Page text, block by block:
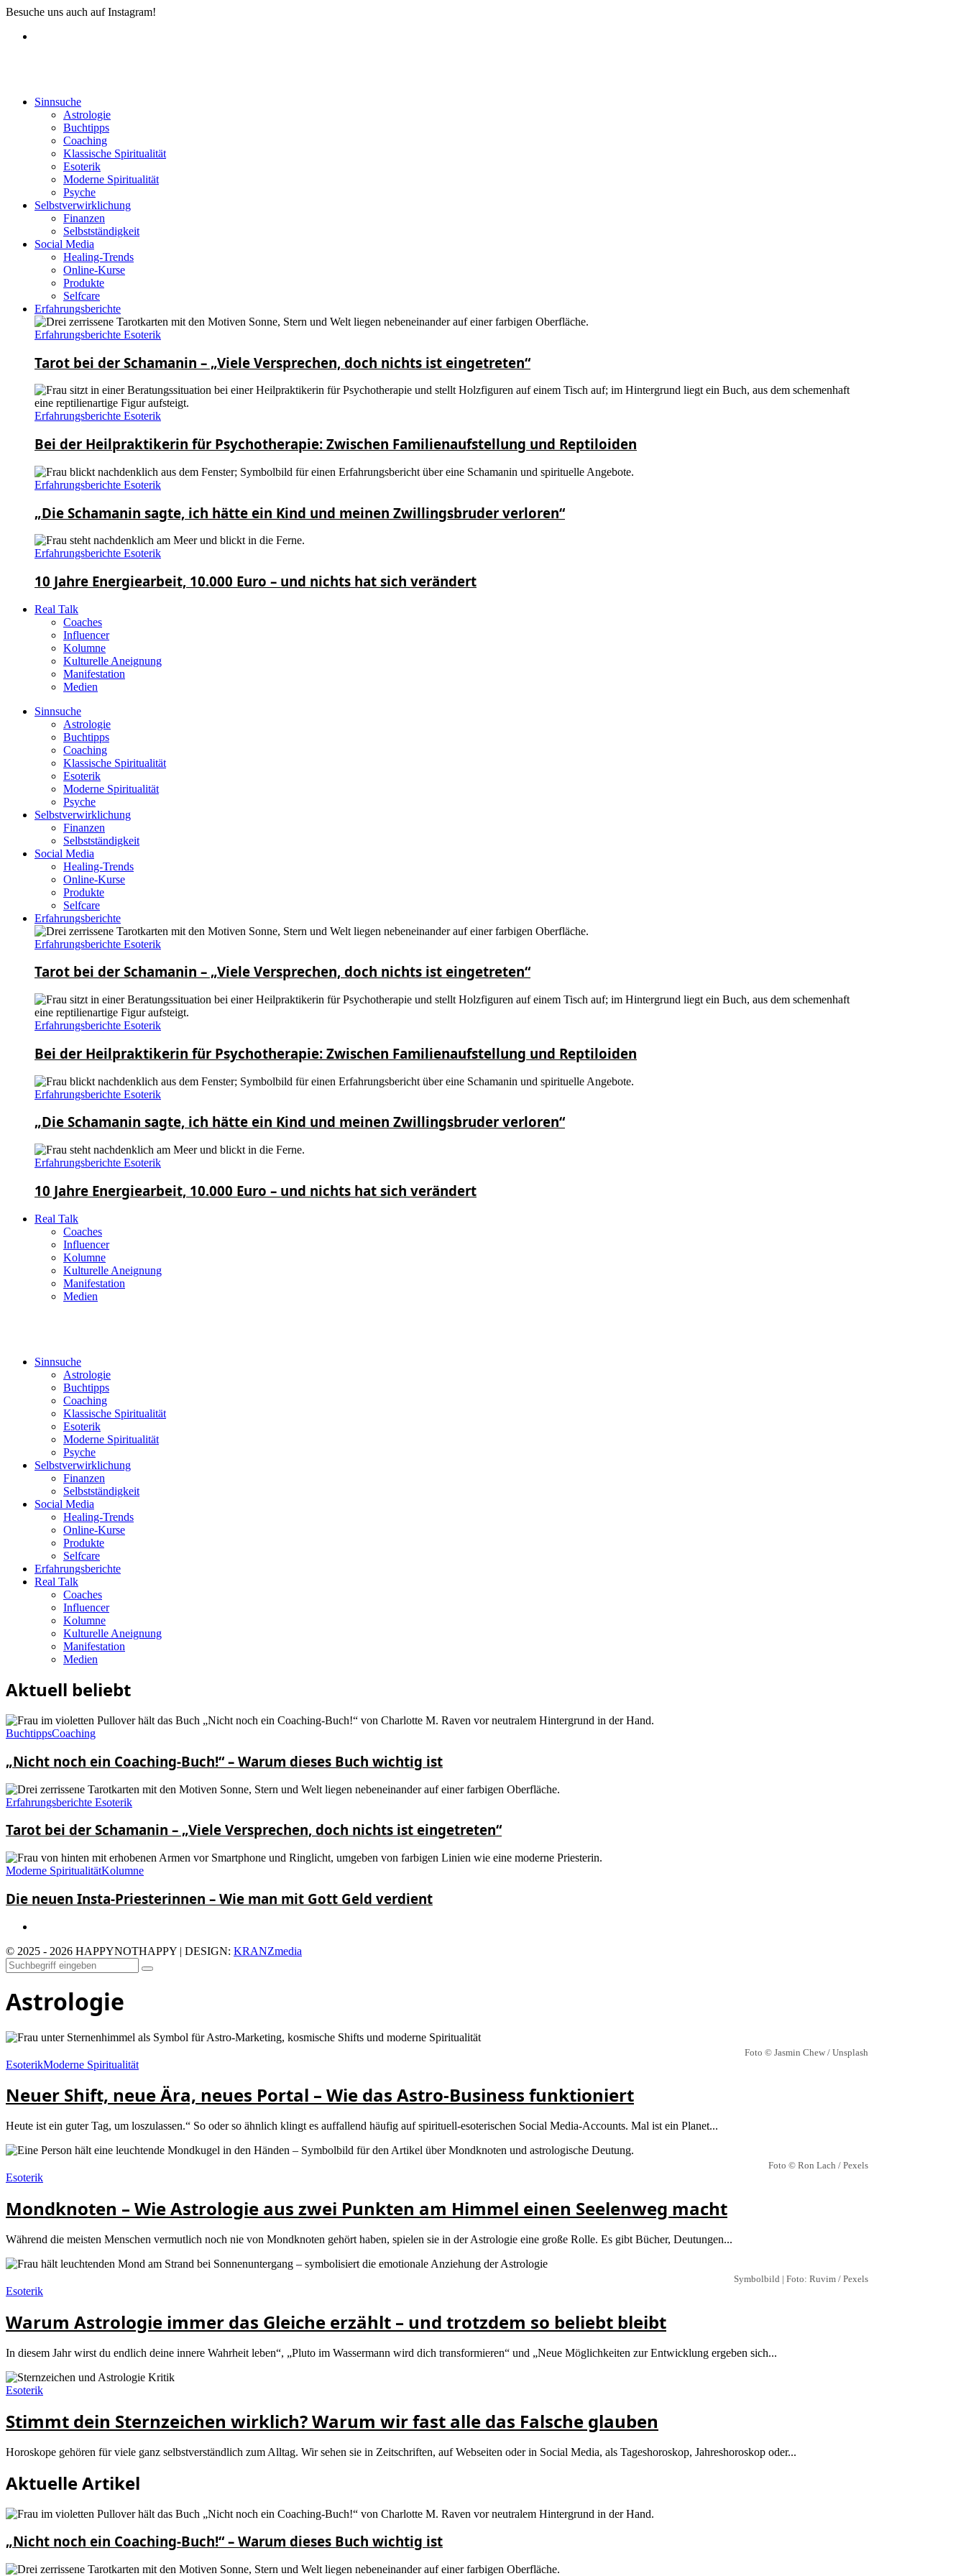
Besuche uns auch auf Instagram!
Sinnsuche
Astrologie
Buchtipps
Coaching
Klassische Spiritualität
Esoterik
Moderne Spiritualität
Psyche
Selbstverwirklichung
Finanzen
Selbstständigkeit
Social Media
Healing-Trends
Online-Kurse
Produkte
Selfcare
Erfahrungsberichte
Erfahrungsberichte Esoterik
Tarot bei der Schamanin – „Viele Versprechen, doch nichts ist eingetreten“
Erfahrungsberichte Esoterik
Bei der Heilpraktikerin für Psychotherapie: Zwischen Familienaufstellung und Reptiloiden
Erfahrungsberichte Esoterik
„Die Schamanin sagte, ich hätte ein Kind und meinen Zwillingsbruder verloren“
Erfahrungsberichte Esoterik
10 Jahre Energiearbeit, 10.000 Euro – und nichts hat sich verändert
Real Talk
Coaches
Influencer
Kolumne
Kulturelle Aneignung
Manifestation
Medien
Sinnsuche
Astrologie
Buchtipps
Coaching
Klassische Spiritualität
Esoterik
Moderne Spiritualität
Psyche
Selbstverwirklichung
Finanzen
Selbstständigkeit
Social Media
Healing-Trends
Online-Kurse
Produkte
Selfcare
Erfahrungsberichte
Erfahrungsberichte Esoterik
Tarot bei der Schamanin – „Viele Versprechen, doch nichts ist eingetreten“
Erfahrungsberichte Esoterik
Bei der Heilpraktikerin für Psychotherapie: Zwischen Familienaufstellung und Reptiloiden
Erfahrungsberichte Esoterik
„Die Schamanin sagte, ich hätte ein Kind und meinen Zwillingsbruder verloren“
Erfahrungsberichte Esoterik
10 Jahre Energiearbeit, 10.000 Euro – und nichts hat sich verändert
Real Talk
Coaches
Influencer
Kolumne
Kulturelle Aneignung
Manifestation
Medien
Sinnsuche
Astrologie
Buchtipps
Coaching
Klassische Spiritualität
Esoterik
Moderne Spiritualität
Psyche
Selbstverwirklichung
Finanzen
Selbstständigkeit
Social Media
Healing-Trends
Online-Kurse
Produkte
Selfcare
Erfahrungsberichte
Real Talk
Coaches
Influencer
Kolumne
Kulturelle Aneignung
Manifestation
Medien
Aktuell beliebt
BuchtippsCoaching
„Nicht noch ein Coaching-Buch!“ – Warum dieses Buch wichtig ist
Erfahrungsberichte Esoterik
Tarot bei der Schamanin – „Viele Versprechen, doch nichts ist eingetreten“
Moderne SpiritualitätKolumne
Die neuen Insta-Priesterinnen – Wie man mit Gott Geld verdient
© 2025 - 2026 HAPPYNOTHAPPY | DESIGN: KRANZmedia
Astrologie
Foto © Jasmin Chew / Unsplash
EsoterikModerne Spiritualität
Neuer Shift, neue Ära, neues Portal – Wie das Astro-Business funktioniert
Heute ist ein guter Tag, um loszulassen.“ So oder so ähnlich klingt es auffallend häufig auf spirituell-esoterischen Social Media-Accounts. Mal ist ein Planet...
Foto © Ron Lach / Pexels
Esoterik
Mondknoten – Wie Astrologie aus zwei Punkten am Himmel einen Seelenweg macht
Während die meisten Menschen vermutlich noch nie von Mondknoten gehört haben, spielen sie in der Astrologie eine große Rolle. Es gibt Bücher, Deutungen...
Symbolbild | Foto: Ruvim / Pexels
Esoterik
Warum Astrologie immer das Gleiche erzählt – und trotzdem so beliebt bleibt
In diesem Jahr wirst du endlich deine innere Wahrheit leben“, „Pluto im Wassermann wird dich transformieren“ und „Neue Möglichkeiten zur Entwicklung ergeben sich...
Esoterik
Stimmt dein Sternzeichen wirklich? Warum wir fast alle das Falsche glauben
Horoskope gehören für viele ganz selbstverständlich zum Alltag. Wir sehen sie in Zeitschriften, auf Webseiten oder in Social Media, als Tageshoroskop, Jahreshoroskop oder...
Aktuelle Artikel
„Nicht noch ein Coaching-Buch!“ – Warum dieses Buch wichtig ist